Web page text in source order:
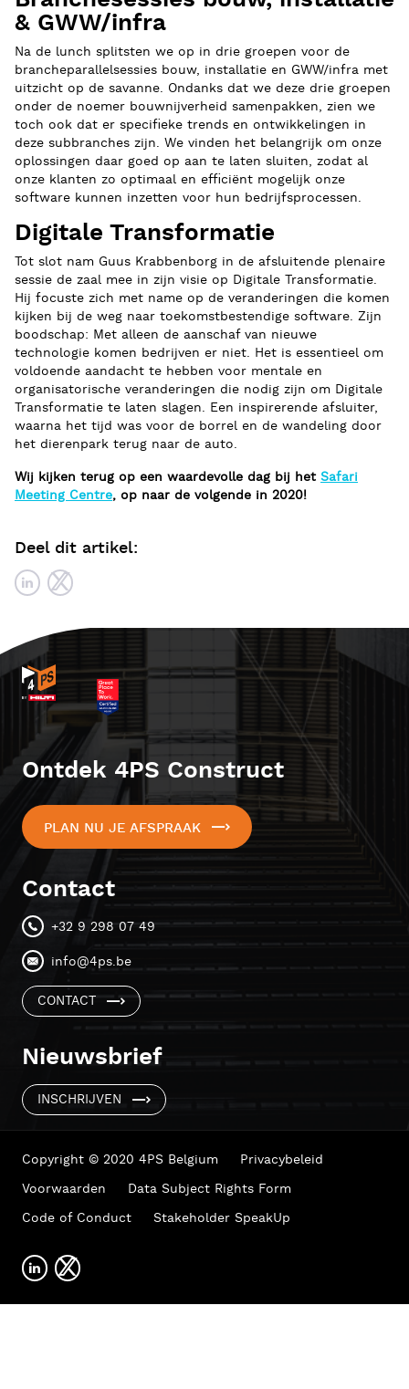
& GWW/infra
Na de lunch splitsten we op in drie groepen voor de
brancheparallelsessies bouw, installatie en GWW/infra met
uitzicht op de savanne. Ondanks dat we deze drie groepen
onder de noemer bouwnijverheid samenpakken, zien we
toch ook dat er specifieke trends en ontwikkelingen in
deze subbranches zijn. We vinden het belangrijk om onze
oplossingen daar goed op aan te laten sluiten, zodat al
onze klanten zo optimaal en efficiënt mogelijk onze
software kunnen inzetten voor hun bedrijfsprocessen.
Digitale Transformatie
Tot slot nam Guus Krabbenborg in de afsluitende plenaire
sessie de zaal mee in zijn visie op Digitale Transformatie.
Hij focuste zich met name op de veranderingen die komen
kijken bij de weg naar toekomstbestendige software. Zijn
boodschap: Met alleen de aanschaf van nieuwe
technologie komen bedrijven er niet. Het is essentieel om
voldoende aandacht te hebben voor mentale en
organisatorische veranderingen die nodig zijn om Digitale
Transformatie te laten slagen. Een inspirerende afsluiter,
waarna het tijd was voor de borrel en de wandeling door
het dierenpark terug naar de auto.
Wij kijken terug op een waardevolle dag bij het Safari
Meeting Centre, op naar de volgende in 2020!
Deel dit artikel:
Ontdek 4PS Construct
PLAN NU JE AFSPRAAK
Contact
+32 9 298 07 49
info@4ps.be
CONTACT
Nieuwsbrief
INSCHRIJVEN
Copyright © 2020 4PS Belgium
Privacybeleid
Voorwaarden
Data Subject Rights Form
Code of Conduct
Stakeholder SpeakUp